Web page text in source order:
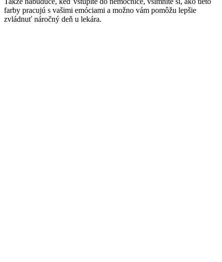
farby pracujú s vašimi emóciami a možno vám pomôžu lepšie
zvládnuť náročný deň u lekára.